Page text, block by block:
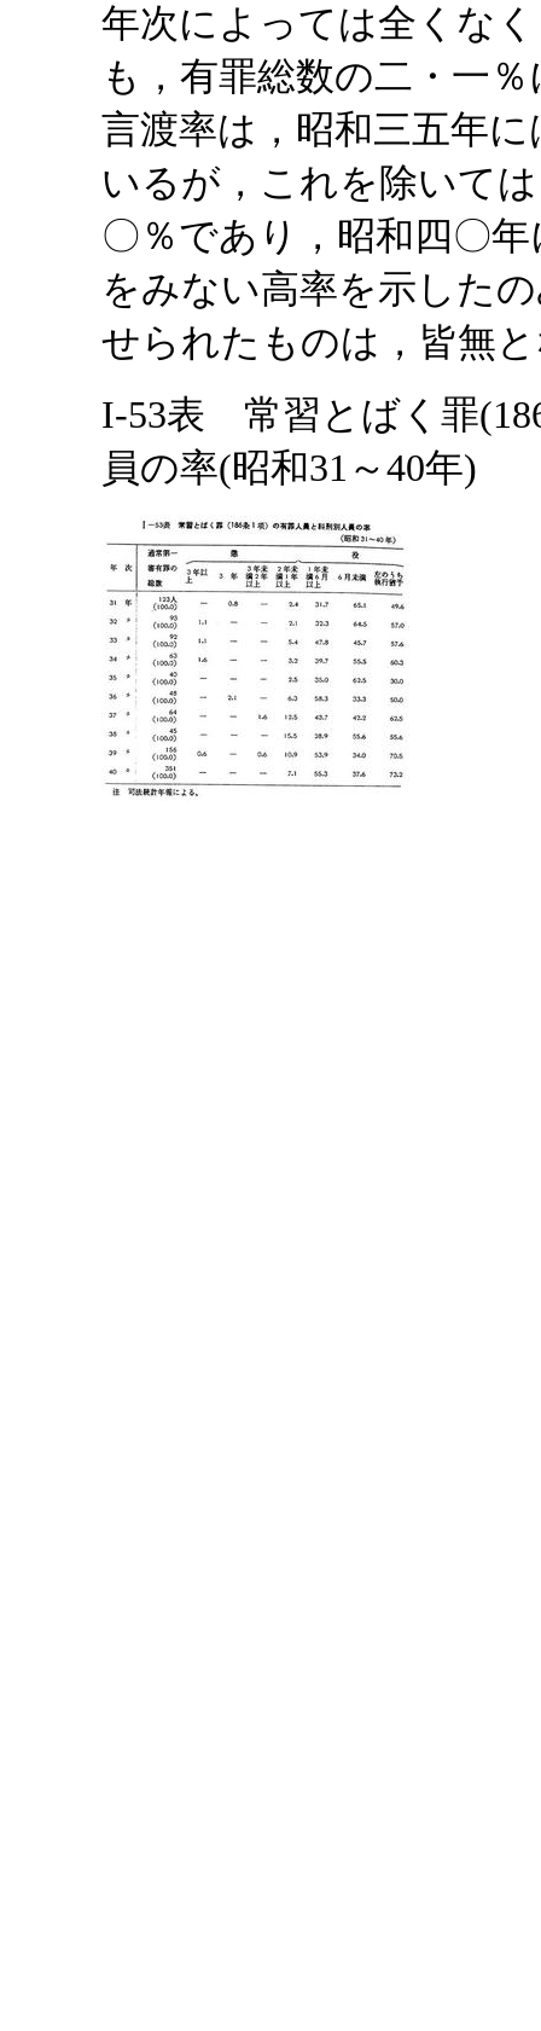
年次によっては全くな
も，有罪総数の二・一
言渡率は，昭和三五年
いるが，これを除いて
〇％であり，昭和四〇
をみない高率を示した
せられたものは，皆無
I-53表 常習とばく罪
員の率(昭和31～40年)